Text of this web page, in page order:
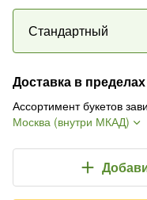
Стандартный
Доставка в
Ассортимент букетов
Москва (внутри МКАД)